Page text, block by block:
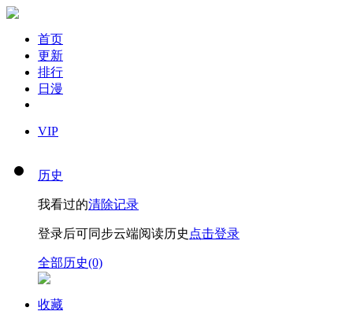
首页
更新
排行
日漫
VIP
历史
我看过的清除记录
登录后可同步云端阅读历史 点击登录
全部历史(0)
收藏